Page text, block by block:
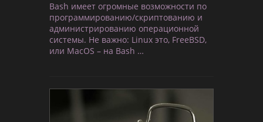
Bash имеет огромные возможности по
программированию/скриптованию и
администрированию операционной
системы. Не важно: Linux это, FreeBSD,
или MacOS – на Bash …